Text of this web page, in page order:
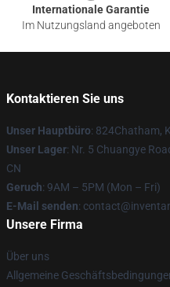
Internationale Garantie
Im Nutzungsland angeboten
Kontaktieren Sie uns
Unser Hauptbüro: 824Chatham,
Unser Lager: Nr. 5 Chuangye
CN
Geruch: 9AM – 5PM (Mon – Fri)
E-Mail senden:
Unsere Firma
Über uns
Allgemeine